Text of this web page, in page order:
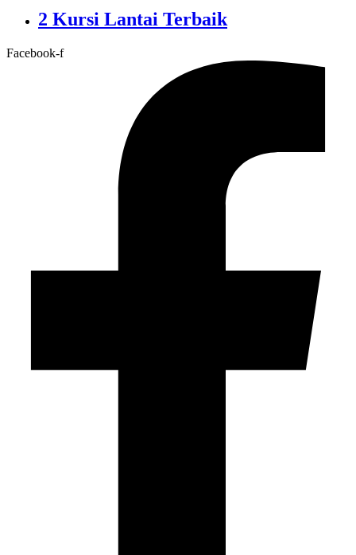
2 Kursi Lantai Terbaik
Facebook-f